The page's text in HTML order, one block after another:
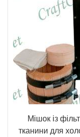
Мішок із
тканини для